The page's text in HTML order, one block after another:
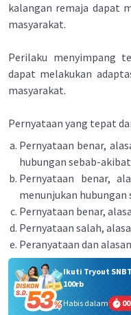
kalangan remaja dapat
masyarakat.
Perilaku menyimpang
dapat melakukan
masyarakat.
Pernyataan yang tepat
Pernyataan benar,
hubungan sebab-
Pernyataan benar,
menunjukan hubungan
Pernyataan benar,
Pernyataan salah,
Peranyataan dan
Ikuti Tryout
100rb
Habis dalam
00